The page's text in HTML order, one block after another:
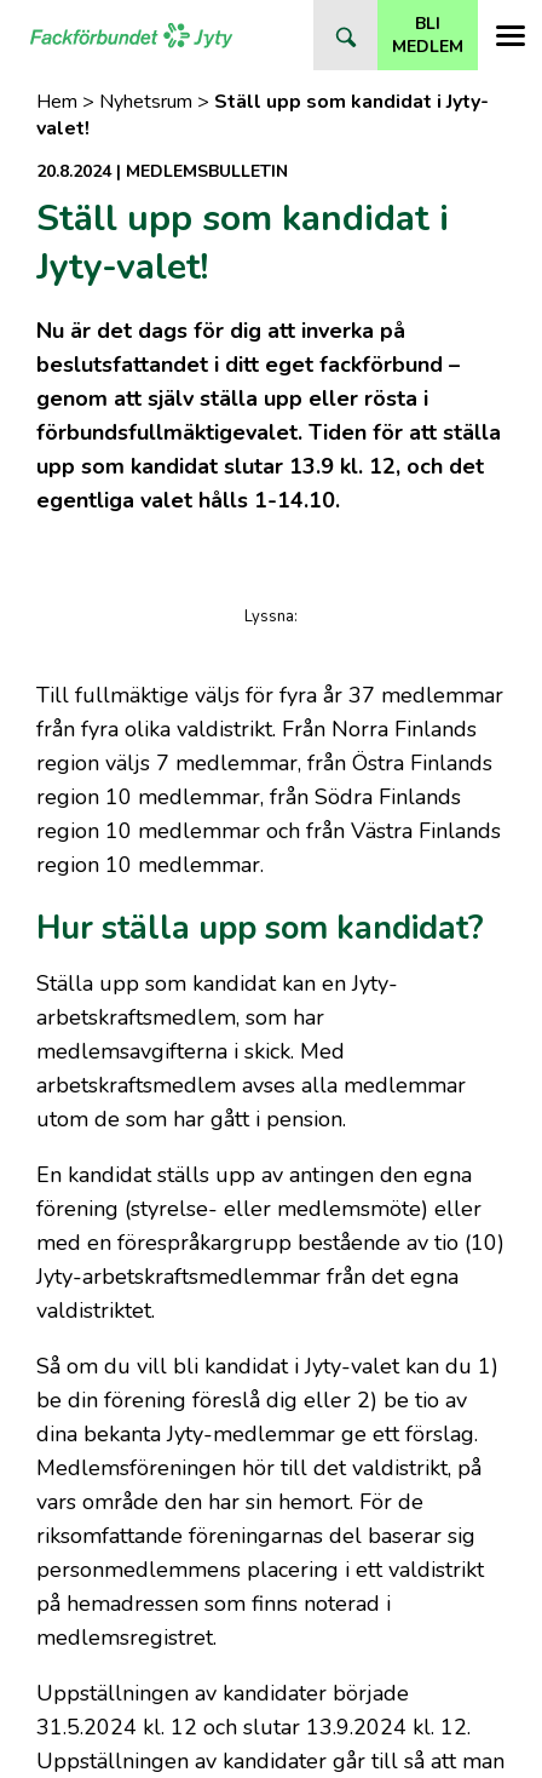
BLI
MEDLEM
Hem > Nyhetsrum > Ställ upp som kandidat i Jyty-
valet!
20.8.2024| MEDLEMSBULLETIN
Ställ upp som kandidat i
Jyty-valet!
Nu är det dags för dig att inverka på
beslutsfattandet i ditt eget fackförbund –
genom att själv ställa upp eller rösta i
förbundsfullmäktigevalet. Tiden för att ställa
upp som kandidat slutar 13.9 kl. 12, och det
egentliga valet hålls 1-14.10.
Lyssna:
Till fullmäktige väljs för fyra år 37 medlemmar
från fyra olika valdistrikt. Från Norra Finlands
region väljs 7 medlemmar, från Östra Finlands
region 10 medlemmar, från Södra Finlands
region 10 medlemmar och från Västra Finlands
region 10 medlemmar.
Hur ställa upp som kandidat?
Ställa upp som kandidat kan en Jyty-
arbetskraftsmedlem, som har
medlemsavgifterna i skick. Med
arbetskraftsmedlem avses alla medlemmar
utom de som har gått i pension.
En kandidat ställs upp av antingen den egna
förening (styrelse- eller medlemsmöte) eller
med en förespråkargrupp bestående av tio (10)
Jyty-arbetskraftsmedlemmar från det egna
valdistriktet.
Så om du vill bli kandidat i Jyty-valet kan du 1)
be din förening föreslå dig eller 2) be tio av
dina bekanta Jyty-medlemmar ge ett förslag.
Medlemsföreningen hör till det valdistrikt, på
vars område den har sin hemort. För de
riksomfattande föreningarnas del baserar sig
personmedlemmens placering i ett valdistrikt
på hemadressen som finns noterad i
medlemsregistret.
Uppställningen av kandidater började
31.5.2024 kl. 12 och slutar 13.9.2024 kl. 12.
Uppställningen av kandidater går till så att man